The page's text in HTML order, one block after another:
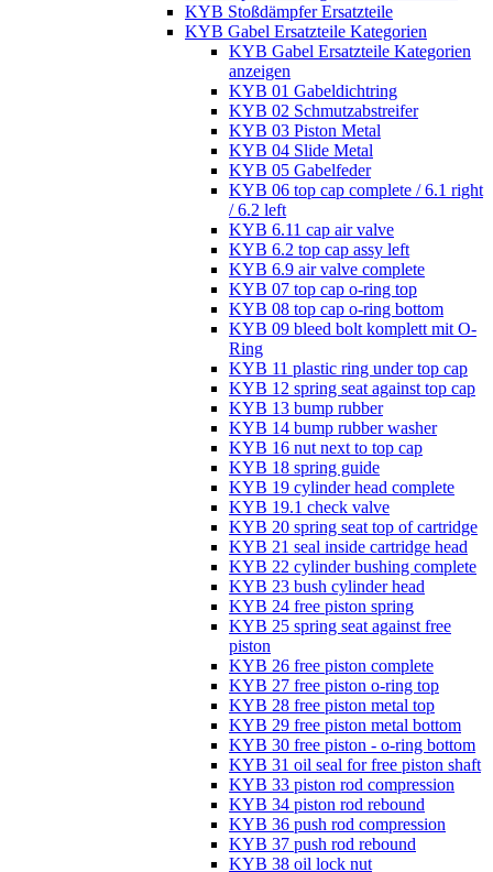
KYB Stoßdämpfer Ersatzteile
KYB Gabel Ersatzteile Kategorien
KYB Gabel Ersatzteile Kategorien
anzeigen
KYB 01 Gabeldichtring
KYB 02 Schmutzabstreifer
KYB 03 Piston Metal
KYB 04 Slide Metal
KYB 05 Gabelfeder
KYB 06 top cap complete / 6.1 right
/ 6.2 left
KYB 6.11 cap air valve
KYB 6.2 top cap assy left
KYB 6.9 air valve complete
KYB 07 top cap o-ring top
KYB 08 top cap o-ring bottom
KYB 09 bleed bolt komplett mit O-
Ring
KYB 11 plastic ring under top cap
KYB 12 spring seat against top cap
KYB 13 bump rubber
KYB 14 bump rubber washer
KYB 16 nut next to top cap
KYB 18 spring guide
KYB 19 cylinder head complete
KYB 19.1 check valve
KYB 20 spring seat top of cartridge
KYB 21 seal inside cartridge head
KYB 22 cylinder bushing complete
KYB 23 bush cylinder head
KYB 24 free piston spring
KYB 25 spring seat against free
piston
KYB 26 free piston complete
KYB 27 free piston o-ring top
KYB 28 free piston metal top
KYB 29 free piston metal bottom
KYB 30 free piston - o-ring bottom
KYB 31 oil seal for free piston shaft
KYB 33 piston rod compression
KYB 34 piston rod rebound
KYB 36 push rod compression
KYB 37 push rod rebound
KYB 38 oil lock nut